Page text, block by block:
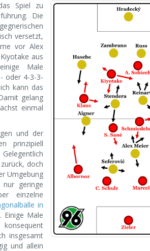
Spiel zu
Die
versetzt,
vor Alex
aus
Male
oder 4-3-3-
kann das
gelang
einmal
und der
prinzipiell
doch
Umgebung
geringe
einzelne
in
Einige Male
insgesamt
und allein